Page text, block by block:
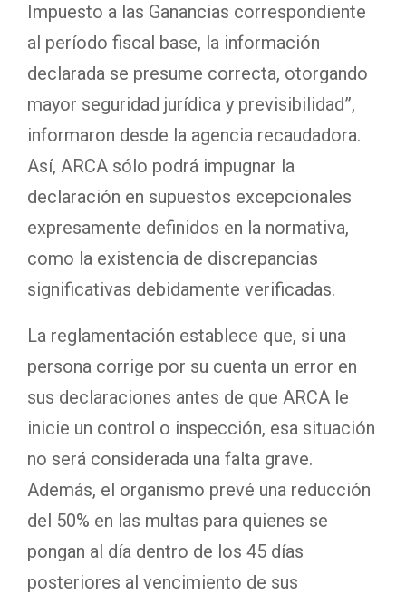
Impuesto a las Ganancias correspondiente
al período fiscal base, la información
declarada se presume correcta, otorgando
mayor seguridad jurídica y previsibilidad”,
informaron desde la agencia recaudadora.
Así, ARCA sólo podrá impugnar la
declaración en supuestos excepcionales
expresamente definidos en la normativa,
como la existencia de discrepancias
significativas debidamente verificadas.
La reglamentación establece que, si una
persona corrige por su cuenta un error en
sus declaraciones antes de que ARCA le
inicie un control o inspección, esa situación
no será considerada una falta grave.
Además, el organismo prevé una reducción
del 50% en las multas para quienes se
pongan al día dentro de los 45 días
posteriores al vencimiento de sus